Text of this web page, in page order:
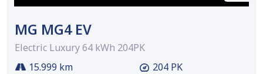
MG MG4 EV
Electric Luxury 64 kWh 204PK
15.999 km
204 PK